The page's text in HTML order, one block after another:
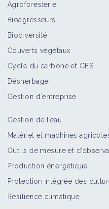
Fiche
Agroforesterie
Bioagresseurs
Biodiversité
Couverts végétaux
Cycle du carbone et GES
Désherbage
Gestion d'entreprise
Gestion de l’eau
Matériel et machines
Outils de mesure et
Production énergétique
Protection intégrée des
Résilience climatique